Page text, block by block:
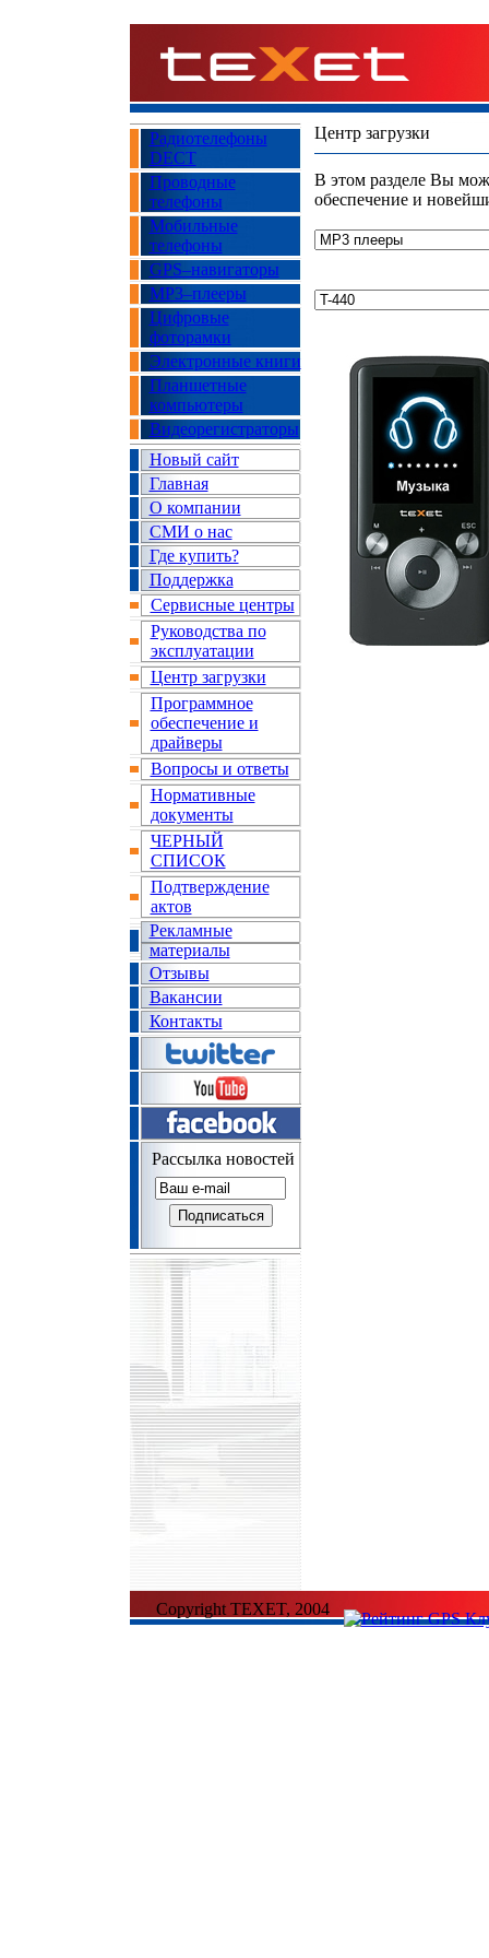
Радиотелефоны
DECT
Проводные
телефоны
Мобильные
телефоны
GPS–навигаторы
MP3–плееры
Цифровые
фоторамки
Электронные книги
Планшетные
компьютеры
Видеорегистраторы
Новый сайт
Главная
О компании
СМИ о нас
Где купить?
Поддержка
Сервисные центры
Руководства по
эксплуатации
Центр загрузки
Программное
обеспечение и
драйверы
Вопросы и ответы
Нормативные
документы
ЧЕРНЫЙ
СПИСОК
Подтверждение
актов
Рекламные
материалы
Отзывы
Вакансии
Контакты
Рассылка новостей
Центр загрузки
В этом разделе Вы
обеспечение и
Copyright TEXET, 2004